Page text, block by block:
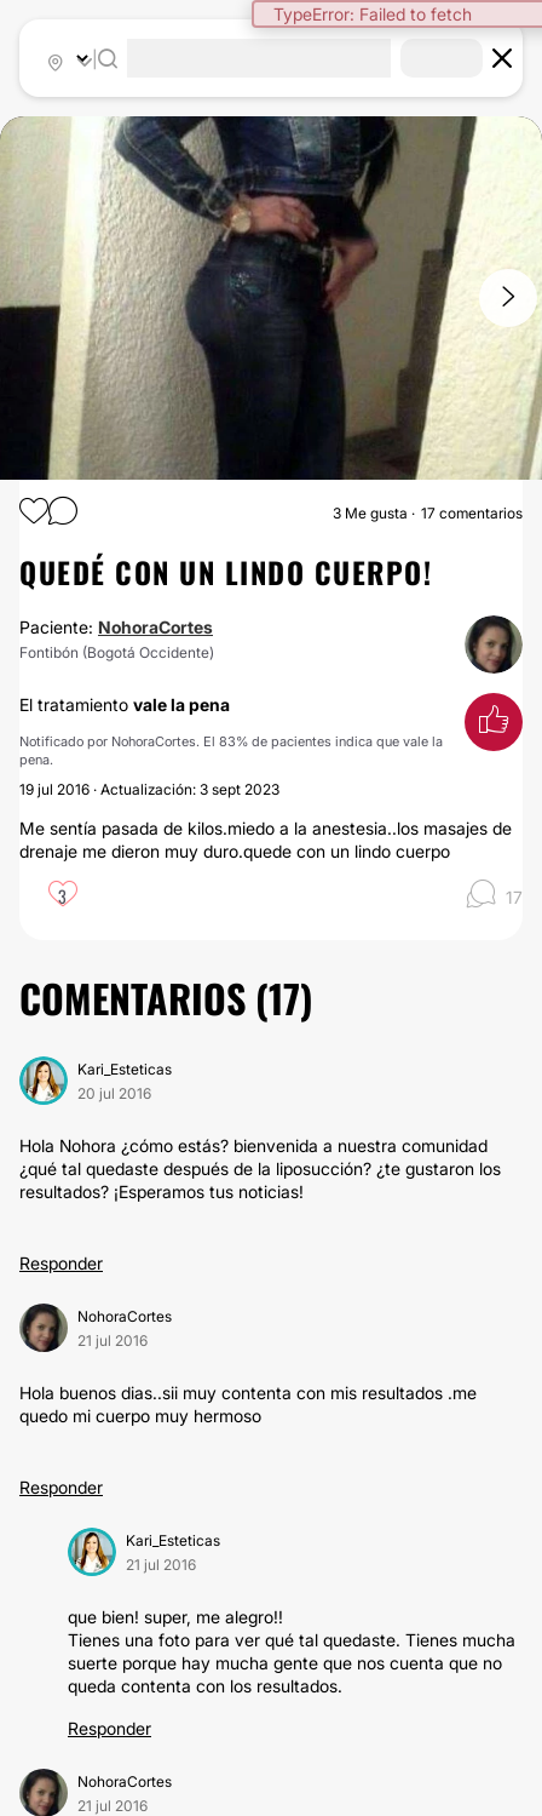
TypeError: Failed to fetch
LIPOSUCCIÓN
3 Me gusta 17 comentarios
QUEDÉ CON UN LINDO CUERPO!
Paciente: NohoraCortes
Fontibón (Bogotá Occidente)
El tratamiento vale la pena
Notificado por NohoraCortes. El 83% de pacientes indica que vale la
pena.
19 jul 2016 · Actualización: 3 sept 2023
Me sentía pasada de kilos.miedo a la anestesia..los masajes de
drenaje me dieron muy duro.quede con un lindo cuerpo
3 17
COMENTARIOS (17)
Kari_Esteticas
20 jul 2016
Hola Nohora ¿cómo estás? bienvenida a nuestra comunidad
¿qué tal quedaste después de la liposucción? ¿te gustaron los
resultados? ¡Esperamos tus noticias!
Responder
NohoraCortes
21 jul 2016
Hola buenos dias..sii muy contenta con mis resultados .me
quedo mi cuerpo muy hermoso
Responder
Kari_Esteticas
21 jul 2016
que bien! super, me alegro!!
Tienes una foto para ver qué tal quedaste. Tienes mucha
suerte porque hay mucha gente que nos cuenta que no
queda contenta con los resultados.
Responder
NohoraCortes
21 jul 2016